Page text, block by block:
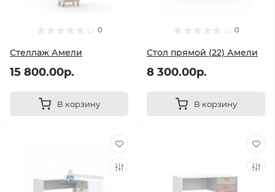
0
Стеллаж Амели
15 800.00р.
В корзину
0
Стол прямой (22) Амели
8 300.00р.
В корзину